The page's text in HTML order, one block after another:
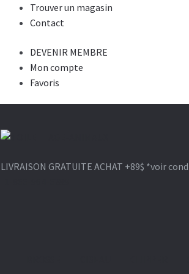
Trouver un magasin
Contact
DEVENIR MEMBRE
Mon compte
Favoris
Aller
la
Aller
contenu
LIVRAISON GRATUITE ACHAT +89$ *voir